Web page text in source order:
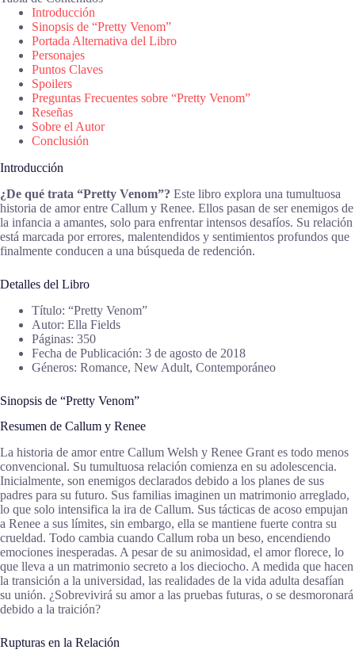
Introducción
Sinopsis de “Pretty Venom”
Portada Alternativa del Libro
Personajes
Puntos Claves
Spoilers
Preguntas Frecuentes sobre “Pretty Venom”
Reseñas
Sobre el Autor
Conclusión
Introducción
¿De qué trata “Pretty Venom”? Este libro explora una tumultuosa
historia de amor entre Callum y Renee. Ellos pasan de ser enemigos de
la infancia a amantes, solo para enfrentar intensos desafíos. Su relación
está marcada por errores, malentendidos y sentimientos profundos que
finalmente conducen a una búsqueda de redención.
Detalles del Libro
Título: “Pretty Venom”
Autor: Ella Fields
Páginas: 350
Fecha de Publicación: 3 de agosto de 2018
Géneros: Romance, New Adult, Contemporáneo
Sinopsis de “Pretty Venom”
Resumen de Callum y Renee
La historia de amor entre Callum Welsh y Renee Grant es todo menos
convencional. Su tumultuosa relación comienza en su adolescencia.
Inicialmente, son enemigos declarados debido a los planes de sus
padres para su futuro. Sus familias imaginen un matrimonio arreglado,
lo que solo intensifica la ira de Callum. Sus tácticas de acoso empujan
a Renee a sus límites, sin embargo, ella se mantiene fuerte contra su
crueldad. Todo cambia cuando Callum roba un beso, encendiendo
emociones inesperadas. A pesar de su animosidad, el amor florece, lo
que lleva a un matrimonio secreto a los dieciocho. A medida que hacen
la transición a la universidad, las realidades de la vida adulta desafían
su unión. ¿Sobrevivirá su amor a las pruebas futuras, o se desmoronará
debido a la traición?
Rupturas en la Relación